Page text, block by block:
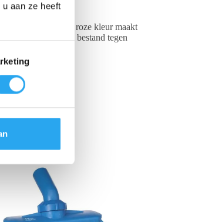
aan ze heeft
EU conform). De roze kleur maakt
De vloertrekker is bestand tegen